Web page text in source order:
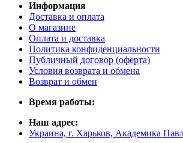
Информация
Доставка и оплата
О магазине
Оплата и доставка
Политика конфиденциальности
Публичный договор (оферта)
Условия возврата и обмена
Возврат и обмен
Время работы:
Наш адрес:
Украина, г. Харьков, Академика